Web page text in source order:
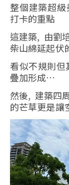
整個建築超
打卡的重點
這建築, 由劉
柴山綿延起伏
看似不規則但
疊加形成…
然後, 建築四
的芒草更是讓